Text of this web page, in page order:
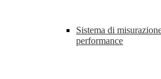
Sistema di
performance